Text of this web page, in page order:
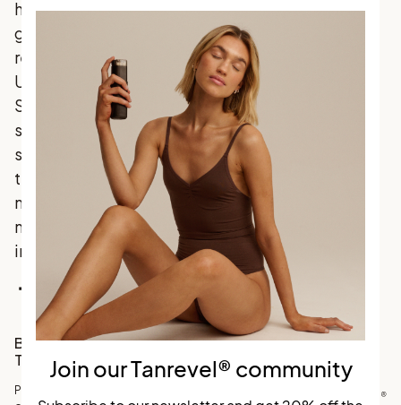
hud älskar, och som
ger ett naturligt
resultat - varje gång.
Upptäck
Skandinaviens mest
sålda brun utan sol
som förenar
traditionella favoriter
med
marknadsledande
innovation.
Facebook
Instagram
TikTok
Betalning
Frakt och
leverans
Returer och
byten
Integritetspolicy
Bli en del av vårt
Tanrevel® community
Prenumerera på vårt nyhetsbrev
Join our Tanrevel® community